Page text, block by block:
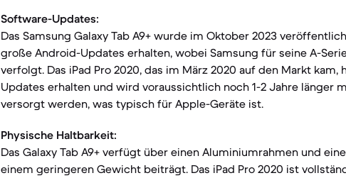
Software-Updates:
Das Samsung Galaxy Tab A9+ wurde im Oktober 2023
große Android-Updates erhalten, wobei Samsung für seine A-
verfolgt. Das iPad Pro 2020, das im März 2020 auf den Markt kam,
Updates erhalten und wird voraussichtlich noch 1-2 Jahre länger
versorgt werden, was typisch für Apple-Geräte ist.
Physische Haltbarkeit:
Das Galaxy Tab A9+ verfügt über einen Aluminiumrahmen und
einem geringeren Gewicht beiträgt. Das iPad Pro 2020 ist